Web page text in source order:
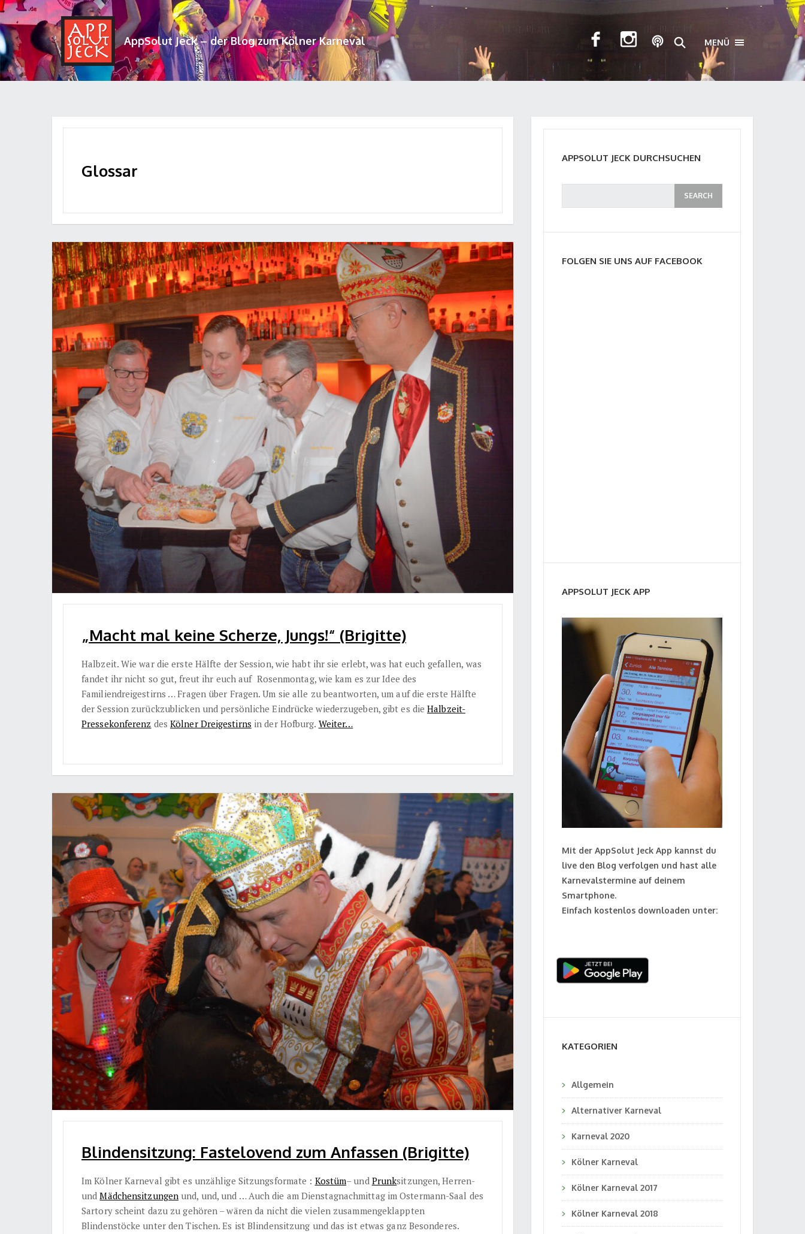
AppSolut Jeck – der Blog zum Kölner Karneval MENÜ TOGGLE
Glossar
„Macht mal keine Scherze, Jungs!“ (Brigitte)
Halbzeit. Wie war die erste Hälfte der Session, wie habt ihr sie erlebt, was hat euch gefallen, was
fandet ihr nicht so gut, freut ihr euch auf Rosenmontag, wie kam es zur Idee des
Familiendreigestirns … Fragen über Fragen. Um sie alle zu beantworten, um auf die erste Hälfte
der Session zurückzublicken und persönliche Eindrücke wiederzugeben, gibt es dieHalbzeit-
Pressekonferenz des Kölner Dreigestirns in der Hofburg. Weiter…
Blindensitzung: Fastelovend zum Anfassen (Brigitte)
Im Kölner Karneval gibt es unzählige Sitzungsformate : Kostüm– und Prunksitzungen, Herren-
undMädchensitzungen und, und, und … Auch die am Dienstagnachmittag im Ostermann-Saal des
Sartory scheint dazu zu gehören – wären da nicht die vielen zusammengeklappten
Blindenstöcke unter den Tischen. Es ist Blindensitzung und das ist etwas ganz Besonderes.
APPSOLUT JECK DURCHSUCHEN
FOLGEN SIE UNS AUF FACEBOOK
APPSOLUT JECK APP
Mit der AppSolut Jeck App kannst du
live den Blog verfolgen und hast alle
Karnevalstermine auf deinem
Smartphone.
Einfach kostenlos downloaden unter:
KATEGORIEN
Allgemein
Alternativer Karneval
Karneval 2020
Kölner Karneval
Kölner Karneval 2017
Kölner Karneval 2018